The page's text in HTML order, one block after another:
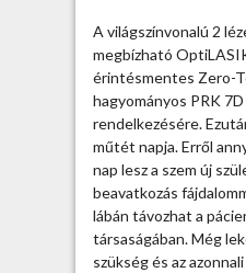
n
é
l
b
e
j
e
g
y
z
é
A világszínvonalú 2
megbízható
érintésmentes Zero-
hagyományos PRK
rendelkezésére.
műtét napja. Erről
nap lesz a szem új
beavatkozás
lábán távozhat a
társaságában. Még
szükség és az